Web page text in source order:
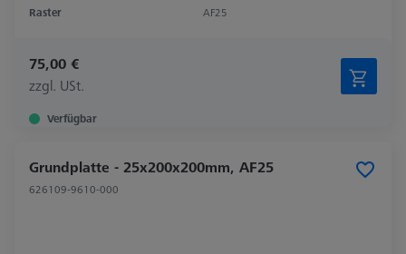
Raster
AF25
75,00 €
zzgl. USt.
Verfügbar
Grundplatte - 25x200x200mm, AF25
626109-9610-000